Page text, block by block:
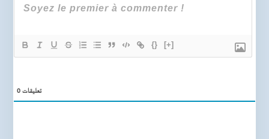
{} [+]
0تعليقات